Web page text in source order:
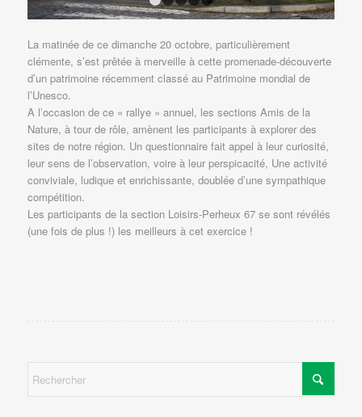
1 2 3 4 5
La matinée de ce dimanche 20 octobre, particulièrement
clémente, s’est prêtée à merveille à cette promenade-découverte
d’un patrimoine récemment classé au Patrimoine mondial de
l’Unesco.
A l’occasion de ce « rallye » annuel, les sections Amis de la
Nature, à tour de rôle, amènent les participants à explorer des
sites de notre région. Un questionnaire fait appel à leur curiosité,
leur sens de l’observation, voire à leur perspicacité, Une activité
conviviale, ludique et enrichissante, doublée d’une sympathique
compétition.
Les participants de la section Loisirs-Perheux 67 se sont révélés
(une fois de plus !) les meilleurs à cet exercice !